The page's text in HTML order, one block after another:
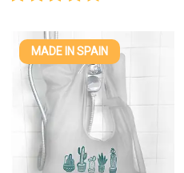
MADE IN SPAIN